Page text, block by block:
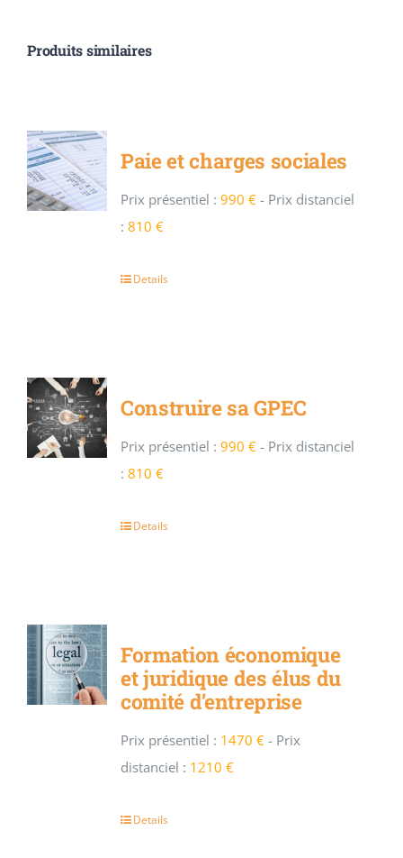
Produits similaires
Paie et charges sociales
Prix présentiel : 990 € - Prix distanciel
: 810 €
Details
Construire sa GPEC
Prix présentiel : 990 € - Prix distanciel
: 810 €
Details
Formation économique
et juridique des élus du
comité d’entreprise
Prix présentiel : 1470 € - Prix
distanciel : 1210 €
Details